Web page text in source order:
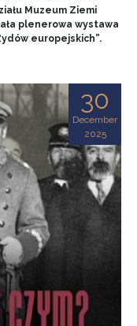
Muzeum Ziemi
plenerowa wystawa
europejskich”.
30
December
2025